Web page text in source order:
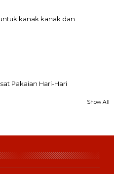
kanak kanak dan
Pakaian Hari-Hari
Show All